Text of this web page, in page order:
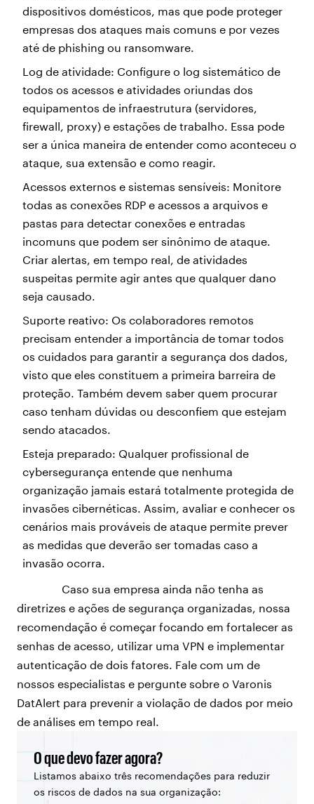
dispositivos domésticos, mas que pode proteger
empresas dos ataques mais comuns e por vezes
até de phishing ou ransomware.
Log de atividade: Configure o log sistemático de
todos os acessos e atividades oriundas dos
equipamentos de infraestrutura (servidores,
firewall, proxy) e estações de trabalho. Essa pode
ser a única maneira de entender como aconteceu o
ataque, sua extensão e como reagir.
Acessos externos e sistemas sensíveis: Monitore
todas as conexões RDP e acessos a arquivos e
pastas para detectar conexões e entradas
incomuns que podem ser sinônimo de ataque.
Criar alertas, em tempo real, de atividades
suspeitas permite agir antes que qualquer dano
seja causado.
Suporte reativo: Os colaboradores remotos
precisam entender a importância de tomar todos
os cuidados para garantir a segurança dos dados,
visto que eles constituem a primeira barreira de
proteção. Também devem saber quem procurar
caso tenham dúvidas ou desconfiem que estejam
sendo atacados.
Esteja preparado: Qualquer profissional de
cybersegurança entende que nenhuma
organização jamais estará totalmente protegida de
invasões cibernéticas. Assim, avaliar e conhecer os
cenários mais prováveis de ataque permite prever
as medidas que deverão ser tomadas caso a
invasão ocorra.
Caso sua empresa ainda não tenha as
diretrizes e ações de segurança organizadas, nossa
recomendação é começar focando em fortalecer as
senhas de acesso, utilizar uma VPN e implementar
autenticação de dois fatores. Fale com um de
nossos especialistas e pergunte sobre o Varonis
DatAlert para prevenir a violação de dados por meio
de análises em tempo real.
O que devo fazer agora?
Listamos abaixo três recomendações para reduzir
os riscos de dados na sua organização: